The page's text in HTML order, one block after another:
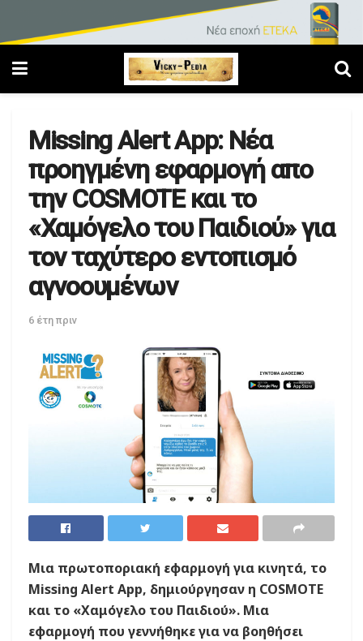
Missing Alert App: Nέα
προηγμένη εφαρμογή απο
την COSMOTE και το
«Χαμόγελο του Παιδιού» για
τον ταχύτερο εντοπισμό
αγνοουμένων
6 έτη πριν
Μια πρωτοποριακή εφαρμογή για κινητά, το
Missing Alert App, δημιούργησαν η COSMOTE
και το «Χαμόγελο του Παιδιού». Μια
εφαρμογή που γεννήθηκε για να βοηθήσει